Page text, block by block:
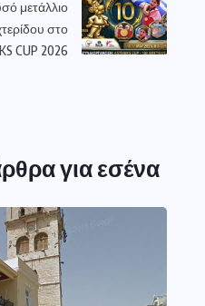
μετάλλιο
στο
CUP 2026
για εσένα